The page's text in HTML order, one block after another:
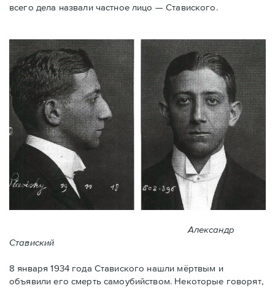
всего дела назвали частное лицо — Ставиского.
Александр
Ставиский
8 января 1934 года Ставиского нашли мёртвым и
объявили его смерть самоубийством. Некоторые говорят,